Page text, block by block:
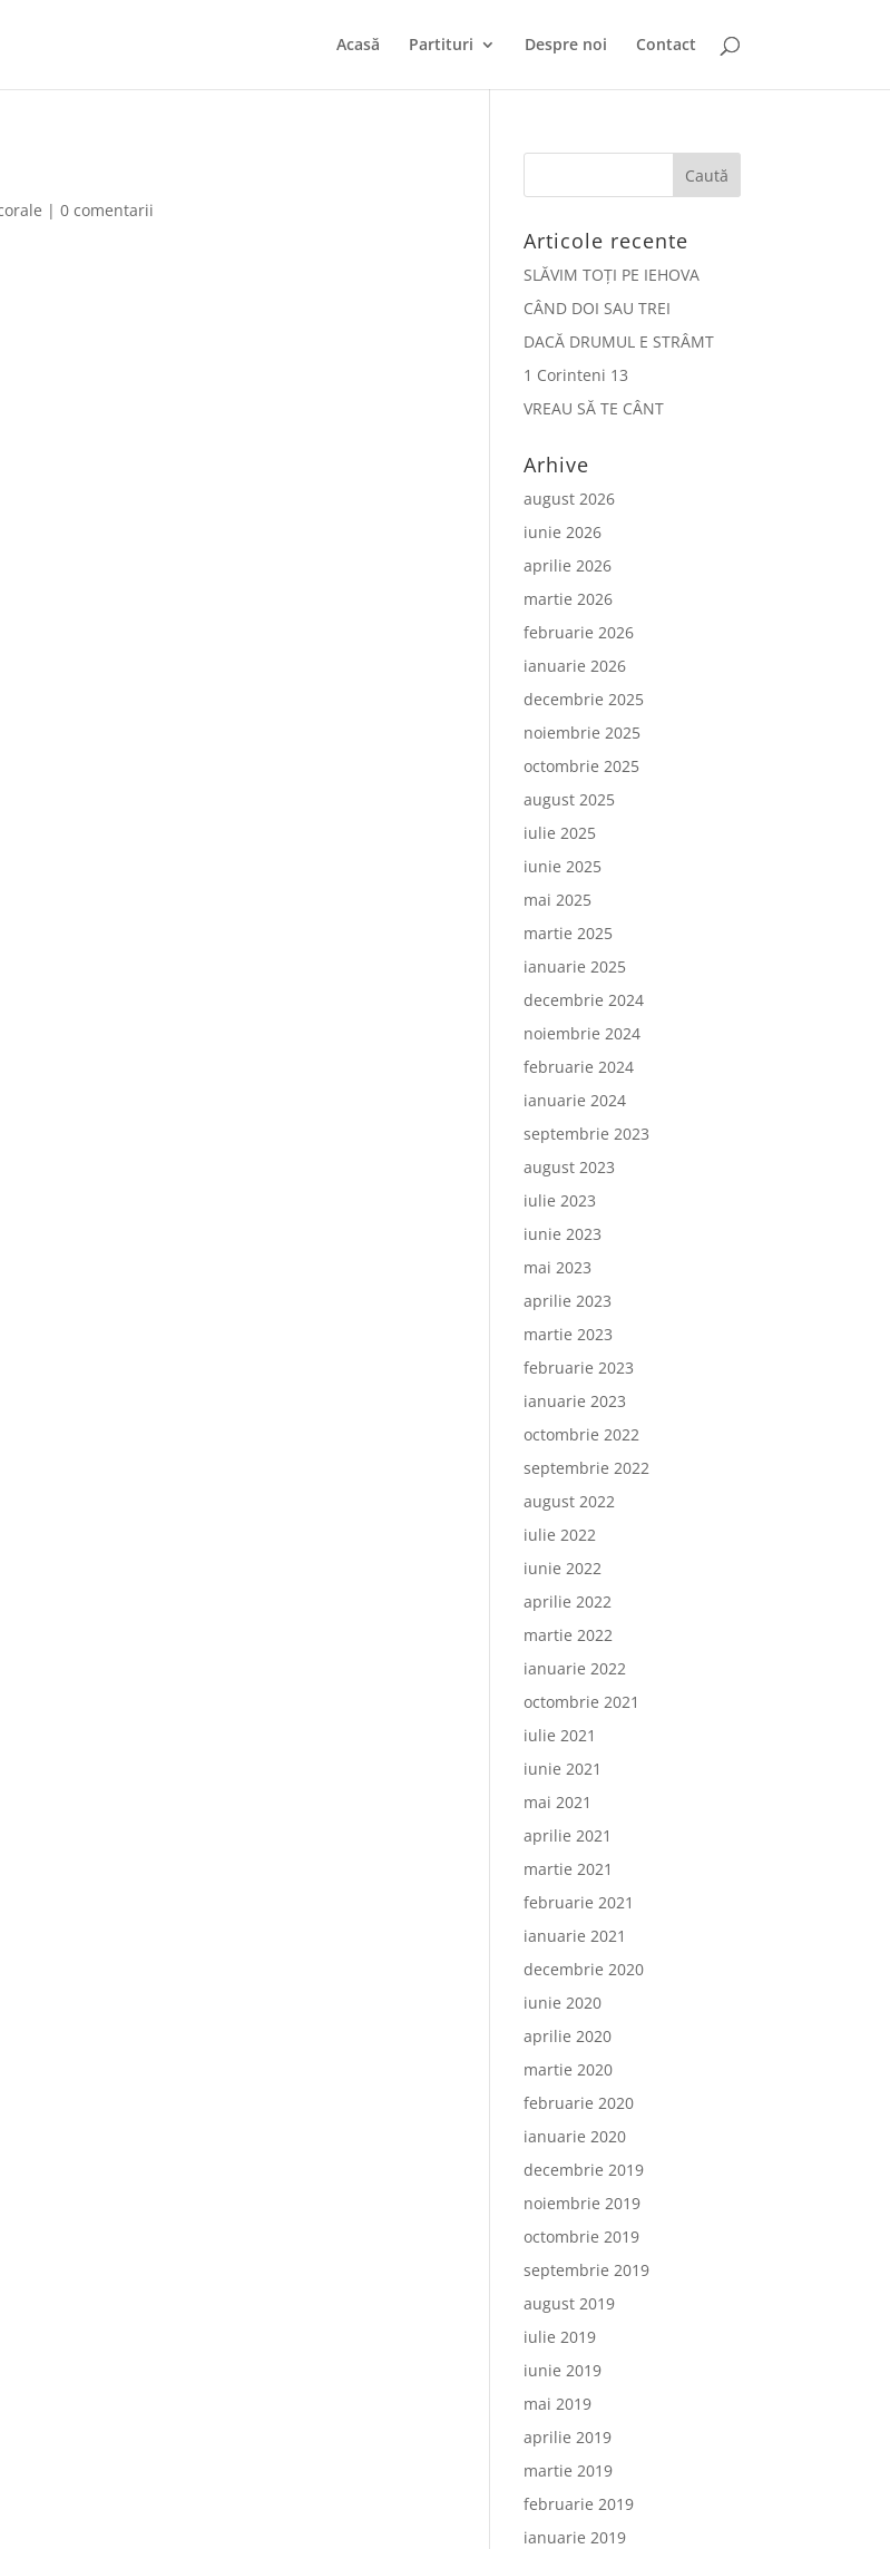
Acasă Partituri Despre noi Contact
|0 comentarii
Articole recente
SLĂVIM TOȚI PE IEHOVA
CÂND DOI SAU TREI
DACĂ DRUMUL E STRÂMT
1 Corinteni 13
VREAU SĂ TE CÂNT
Arhive
august 2026
iunie 2026
aprilie 2026
martie 2026
februarie 2026
ianuarie 2026
decembrie 2025
noiembrie 2025
octombrie 2025
august 2025
iulie 2025
iunie 2025
mai 2025
martie 2025
ianuarie 2025
decembrie 2024
noiembrie 2024
februarie 2024
ianuarie 2024
septembrie 2023
august 2023
iulie 2023
iunie 2023
mai 2023
aprilie 2023
martie 2023
februarie 2023
ianuarie 2023
octombrie 2022
septembrie 2022
august 2022
iulie 2022
iunie 2022
aprilie 2022
martie 2022
ianuarie 2022
octombrie 2021
iulie 2021
iunie 2021
mai 2021
aprilie 2021
martie 2021
februarie 2021
ianuarie 2021
decembrie 2020
iunie 2020
aprilie 2020
martie 2020
februarie 2020
ianuarie 2020
decembrie 2019
noiembrie 2019
octombrie 2019
septembrie 2019
august 2019
iulie 2019
iunie 2019
mai 2019
aprilie 2019
martie 2019
februarie 2019
ianuarie 2019